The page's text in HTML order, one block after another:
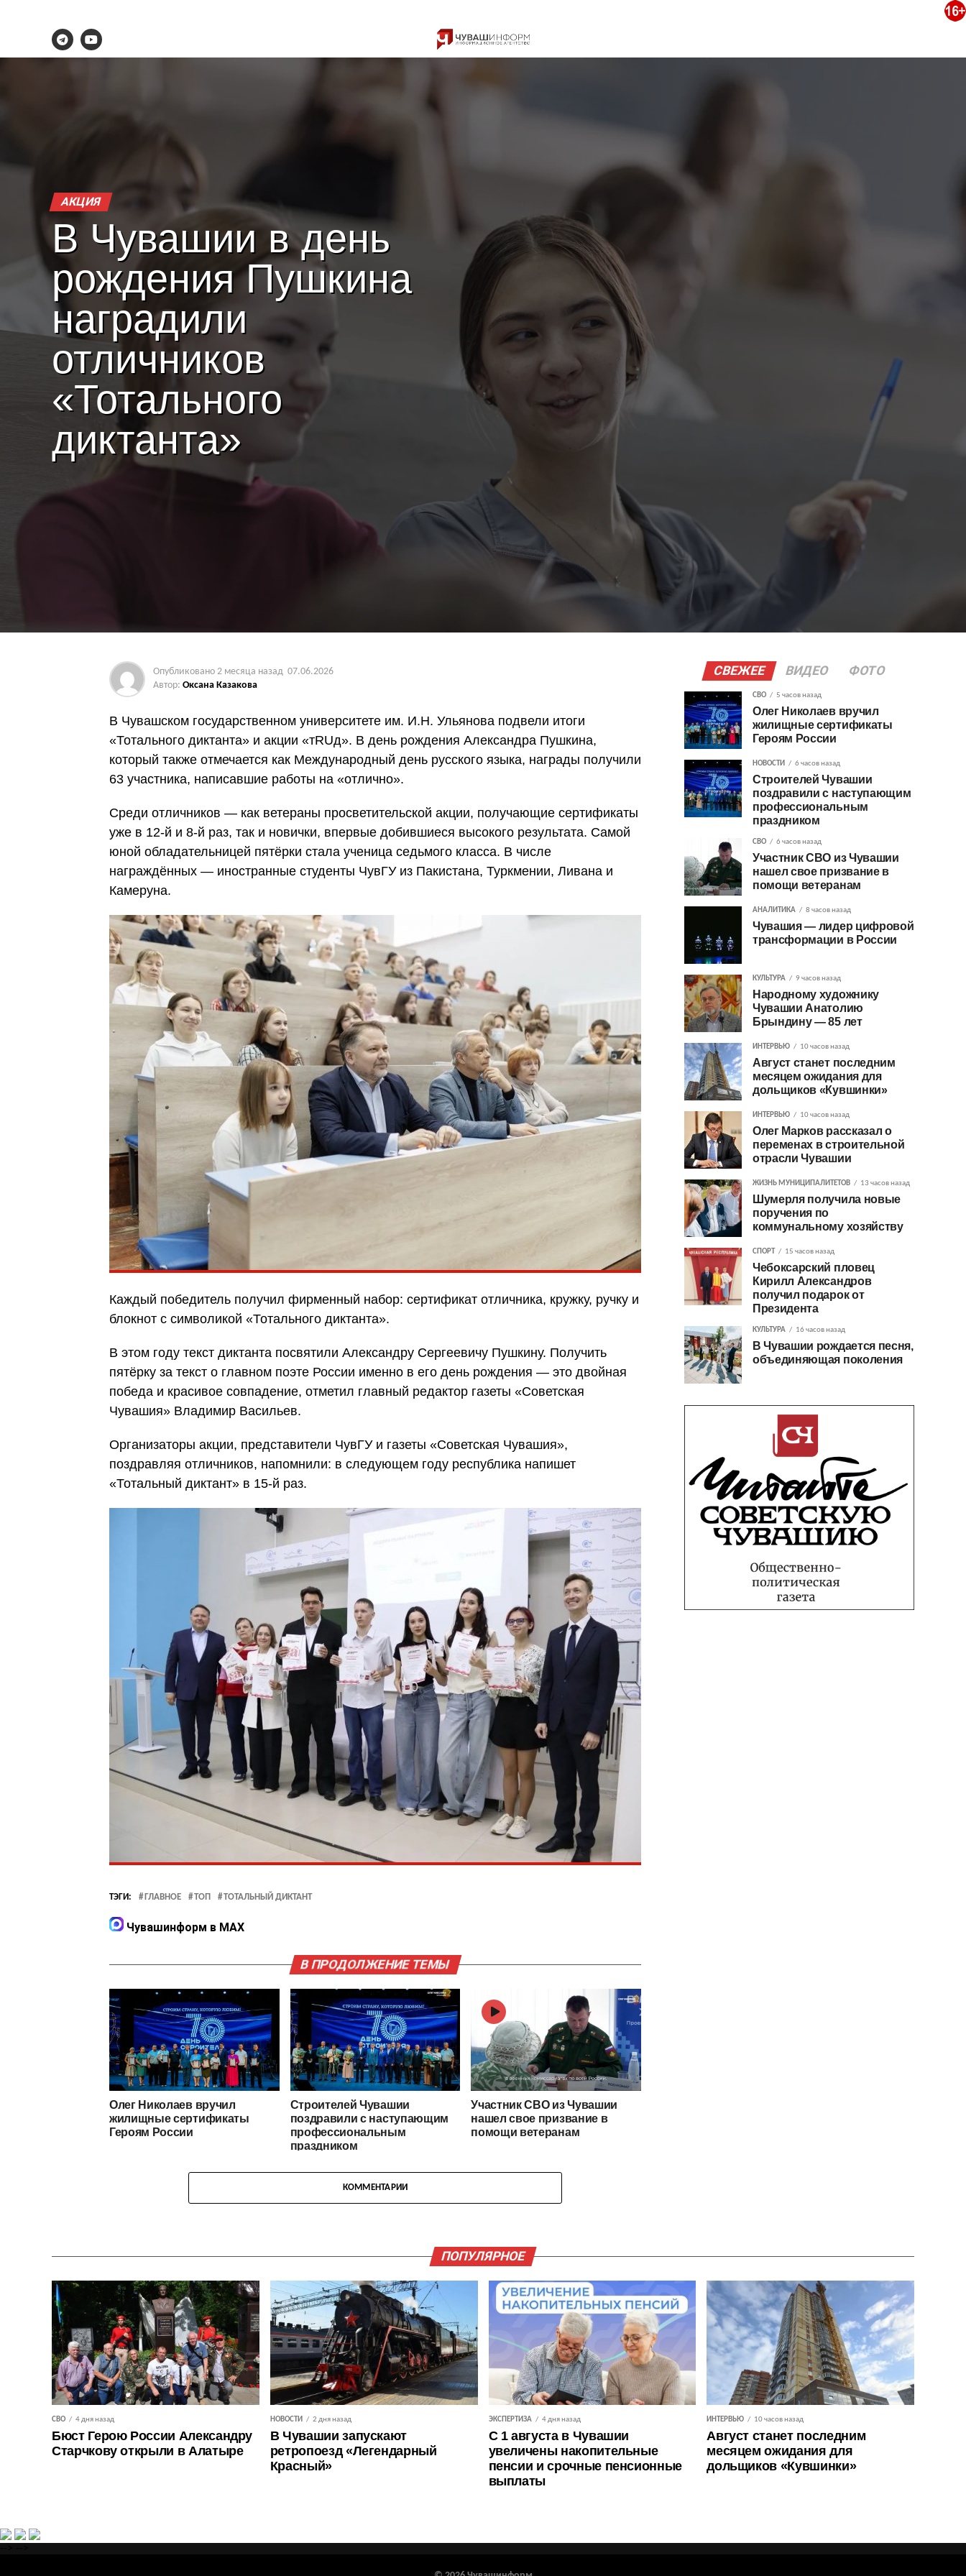
АКЦИЯ
В Чувашии в день
рождения Пушкина
наградили
отличников
«Тотального
диктанта»
Опубликовано 2 месяца назад 07.06.2026
Автор: Оксана Казакова
В Чувашском государственном университете им. И.Н. Ульянова подвели итоги
«Тотального диктанта» и акции «тRUд». В день рождения Александра Пушкина,
который также отмечается как Международный день русского языка, награды получили
63 участника, написавшие работы на «отлично».
Среди отличников — как ветераны просветительской акции, получающие сертификаты
уже в 12-й и 8-й раз, так и новички, впервые добившиеся высокого результата. Самой
юной обладательницей пятёрки стала ученица седьмого класса. В числе
награждённых — иностранные студенты ЧувГУ из Пакистана, Туркмении, Ливана и
Камеруна.
Каждый победитель получил фирменный набор: сертификат отличника, кружку, ручку и
блокнот с символикой «Тотального диктанта».
В этом году текст диктанта посвятили Александру Сергеевичу Пушкину. Получить
пятёрку за текст о главном поэте России именно в его день рождения — это двойная
победа и красивое совпадение, отметил главный редактор газеты «Советская
Чувашия» Владимир Васильев.
Организаторы акции, представители ЧувГУ и газеты «Советская Чувашия»,
поздравляя отличников, напомнили: в следующем году республика напишет
«Тотальный диктант» в 15-й раз.
ТЭГИ: ГЛАВНОЕ ТОП ТОТАЛЬНЫЙ ДИКТАНТ
Чувашинформ в MAX
В ПРОДОЛЖЕНИЕ ТЕМЫ
Олег Николаев вручил
жилищные сертификаты
Героям России
Строителей Чувашии
поздравили с наступающим
профессиональным
праздником
Участник СВО из Чувашии
нашел свое призвание в
помощи ветеранам
КОММЕНТАРИИ
СВЕЖЕЕ ВИДЕО ФОТО
СВО 5 часов назад
Олег Николаев вручил
жилищные сертификаты
Героям России
НОВОСТИ 6 часов назад
Строителей Чувашии
поздравили с наступающим
профессиональным
праздником
СВО 6 часов назад
Участник СВО из Чувашии
нашел свое призвание в
помощи ветеранам
АНАЛИТИКА 8 часов назад
Чувашия — лидер цифровой
трансформации в России
КУЛЬТУРА 9 часов назад
Народному художнику
Чувашии Анатолию
Брындину — 85 лет
ИНТЕРВЬЮ 10 часов назад
Август станет последним
месяцем ожидания для
дольщиков «Кувшинки»
ИНТЕРВЬЮ 10 часов назад
Олег Марков рассказал о
переменах в строительной
отрасли Чувашии
ЖИЗНЬ МУНИЦИПАЛИТЕТОВ 13 часов назад
Шумерля получила новые
поручения по
коммунальному хозяйству
СПОРТ 15 часов назад
Чебоксарский пловец
Кирилл Александров
получил подарок от
Президента
КУЛЬТУРА 16 часов назад
В Чувашии рождается песня,
объединяющая поколения
ПОПУЛЯРНОЕ
СВО 4 дня назад
Бюст Герою России Александру
Старчкову открыли в Алатыре
НОВОСТИ 2 дня назад
В Чувашии запускают
ретропоезд «Легендарный
Красный»
ЭКСПЕРТИЗА 4 дня назад
С 1 августа в Чувашии
увеличены накопительные
пенсии и срочные пенсионные
выплаты
ИНТЕРВЬЮ 10 часов назад
Август станет последним
месяцем ожидания для
дольщиков «Кувшинки»